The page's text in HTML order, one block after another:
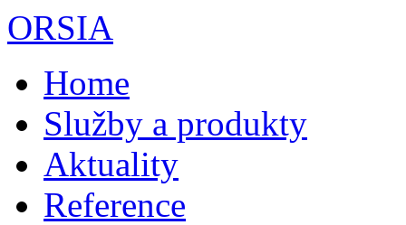
Přejít k hlavnímu obsahu
ORSIA
Home
Služby a produkty
Aktuality
Reference